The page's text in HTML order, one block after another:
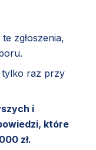
zgłoszenia,
tylko raz przy
i
które
zł.